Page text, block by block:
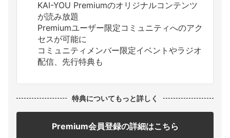
KAI-YOU Premiumのオリジナルコンテンツ
が読み放題
Premiumユーザー限定コミュニティへのアク
セスが可能に
コミュニティメンバー限定イベントやラジオ
配信、先行特典も
特典についてもっと詳しく
Premium会員登録の詳細はこちら